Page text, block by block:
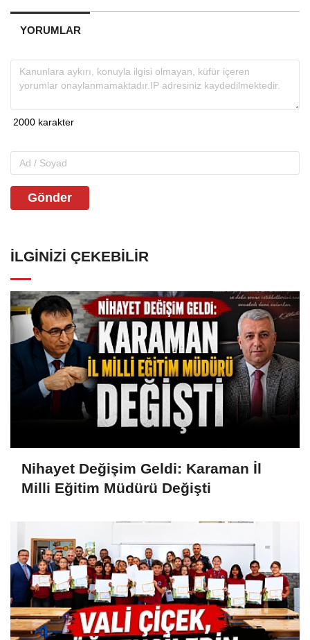
YORUMLAR
Gönder
İLGINIZI ÇEKEBILIR
Nihayet Değişim Geldi: Karaman İl
Milli Eğitim Müdürü Değişti